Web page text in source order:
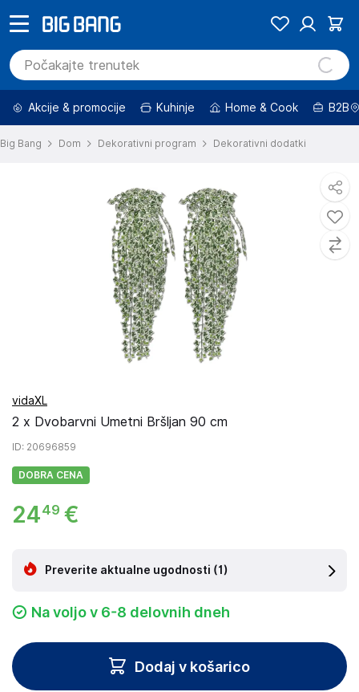
Akcije & promocije Kuhinje Home & Cook B2B
Big Bang Dom Dekorativni program Dekorativni dodatki
vidaXL
2 x Dvobarvni Umetni Bršljan 90 cm
ID: 20696859
DOBRA CENA
2449 €
Preverite aktualne ugodnosti (1)
Na voljo v 6-8 delovnih dneh
Dodaj v košarico